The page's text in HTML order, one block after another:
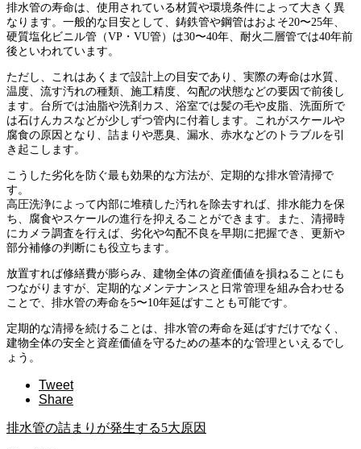
排水管の寿命は、使用されている材質や環境条件によって大きく異
なります。一般的な目安として、鋳鉄管や鋼管はおよそ20〜25年、
硬質塩化ビニル管（VP・VU管）は30〜40年、耐火二層管では40年前
後といわれています。
ただし、これはあくまで設計上の目安であり、 実際の寿命は水質、
温度、流す汚れの種類、施工精度、勾配の状態などの要因で前後 し
ます。台所では油脂や洗剤カス、浴室では髪の毛や皮脂、洗面所で
は石けんカスなどが少しずつ管内に付着します。これがスケールや
腐食の原因となり、詰まりや悪臭、漏水、赤水などのトラブルを引
き起こします。
こうした劣化を防ぐ最も効果的な方法が、 定期的な排水管清掃で
す。
高圧洗浄によって内部に堆積した汚れを除去すれば、排水能力を保
ち、腐食やスケールの進行を抑えることができます。また、清掃時
にカメラ調査を行えば、劣化や勾配不良を早期に把握でき、更新や
部分補修の判断にも役立ちます。
放置すれば修繕費が膨らみ、建物全体の資産価値を損ねる ことにも
つながりますが、定期的なメンテナンスと日常管理を組み合わせる
ことで、 排水管の寿命を5〜10年延ばすことも可能です。
定期的な清掃を続けることは、排水管の寿命を延ばすだけでなく、
建物全体の安全と資産価値を守るための基本的な管理 といえるでし
ょう。
Tweet
Share
排水管の詰まりが発生する5大原因